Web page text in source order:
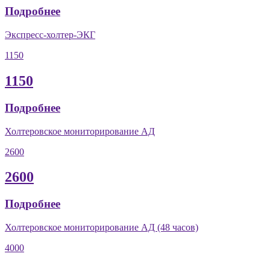
Подробнее
Экспресс-холтер-ЭКГ
1150
1150
Подробнее
Холтеровское мониторирование АД
2600
2600
Подробнее
Холтеровское мониторирование АД (48 часов)
4000